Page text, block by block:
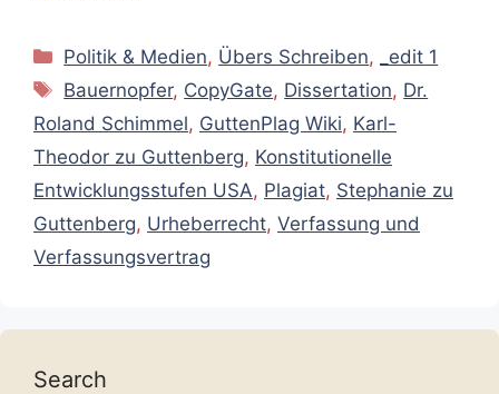
Kategorien
Politik & Medien, Übers Schreiben,
_edit 1
Schlagwörter
Bauernopfer, CopyGate, Dissertation, Dr.
Roland Schimmel, GuttenPlag Wiki, Karl-
Theodor zu Guttenberg, Konstitutionelle
Entwicklungsstufen USA, Plagiat, Stephanie zu
Guttenberg, Urheberrecht, Verfassung und
Verfassungsvertrag
Search